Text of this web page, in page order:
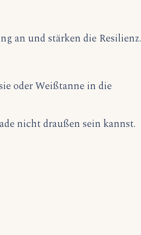
an und stärken die Resilienz.
oder Weißtanne in die
nicht draußen sein kannst.